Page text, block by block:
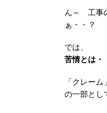
ん～ 工事
ぁ・・？
では、
苦情とは・
「クレー
の一部とし